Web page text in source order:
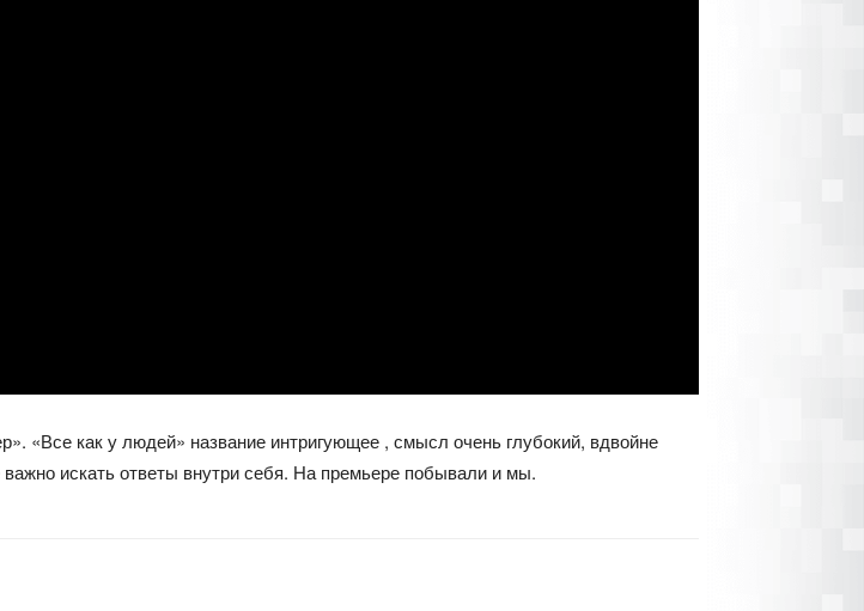
«Все как у людей» название интригующее , смысл очень глубокий, вдвойне
искать ответы внутри себя. На премьере побывали и мы.